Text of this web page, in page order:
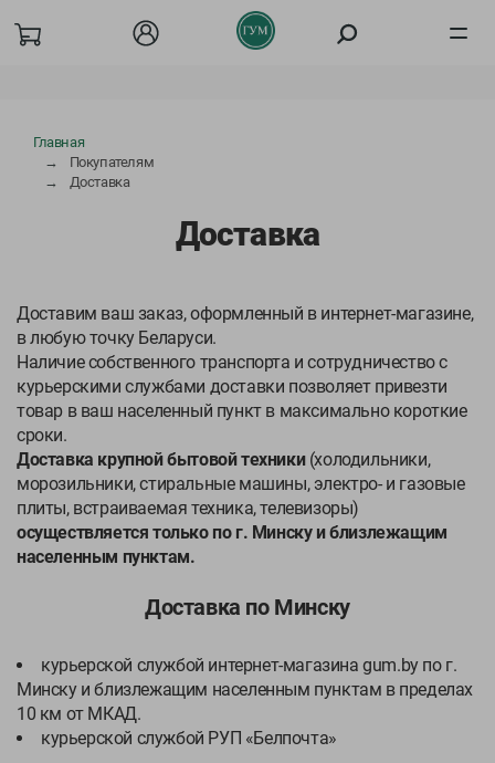
О компании
Бизнесу
Вакансии
Сотрудничество
Обращения
Контакты
Главная
Покупателям
Доставка
Доставка
Доставим ваш заказ, оформленный в интернет-магазине,
в любую точку Беларуси.
Наличие собственного транспорта и сотрудничество с
курьерскими службами доставки позволяет привезти
товар в ваш населенный пункт в максимально короткие
сроки.
Доставка крупной бытовой техники (холодильники,
морозильники, стиральные машины, электро- и газовые
плиты, встраиваемая техника, телевизоры)
осуществляется только по г. Минску и близлежащим
населенным пунктам.
Доставка по Минску
курьерской службой интернет-магазина gum.by по г.
Минску и близлежащим населенным пунктам в пределах
10 км от МКАД.
курьерской службой РУП «Белпочта»